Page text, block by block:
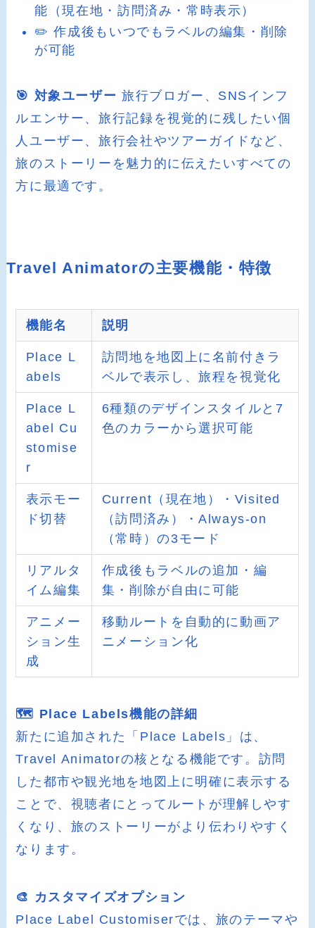
能（現在地・訪問済み・常時表示）
✏️ 作成後もいつでもラベルの編集・削除
が可能
🎯 対象ユーザー 旅行ブロガー、SNSインフ
ルエンサー、旅行記録を視覚的に残したい個
人ユーザー、旅行会社やツアーガイドなど、
旅のストーリーを魅力的に伝えたいすべての
方に最適です。
Travel Animatorの主要機能・特徴
機能名 説明
Place L
abels
訪問地を地図上に名前付きラ
ベルで表示し、旅程を視覚化
Place L
abel Cu
stomise
r
6種類のデザインスタイルと7
色のカラーから選択可能
表示モー
ド切替
Current（現在地）・Visited
（訪問済み）・Always-on
（常時）の3モード
リアルタ
イム編集
作成後もラベルの追加・編
集・削除が自由に可能
アニメー
ション生
成
移動ルートを自動的に動画ア
ニメーション化
🗺️ Place Labels機能の詳細
新たに追加された「Place Labels」は、
Travel Animatorの核となる機能です。訪問
した都市や観光地を地図上に明確に表示する
ことで、視聴者にとってルートが理解しやす
くなり、旅のストーリーがより伝わりやすく
なります。
🎨 カスタマイズオプション
Place Label Customiserでは、旅のテーマや